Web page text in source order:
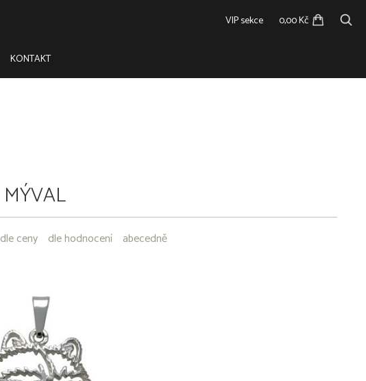
VIP sekce 0,00 Kč
KONTAKT
MÝVAL
dle ceny dle hodnocení abecedně